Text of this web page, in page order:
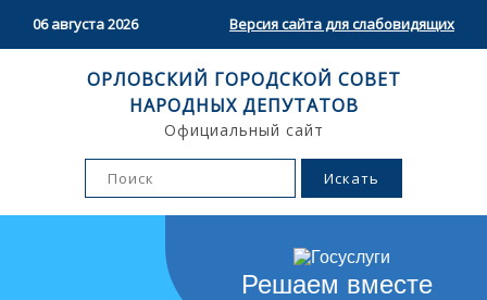
06 августа 2026 Версия сайта для слабовидящих
ОРЛОВСКИЙ ГОРОДСКОЙ СОВЕТ
НАРОДНЫХ ДЕПУТАТОВ
Официальный сайт
Решаем вместе